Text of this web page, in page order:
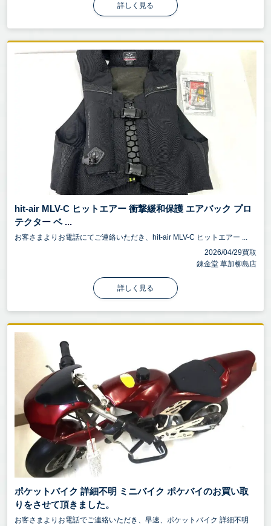
詳しく見る
hit-air MLV-C ヒットエアー 衝撃緩和保護 エアバック プロ
テクター ベ ...
お客さまよりお電話にてご連絡いただき、hit-air MLV-C ヒットエアー ...
2026/04/29買取
錬金堂 草加柳島店
詳しく見る
ポケットバイク 詳細不明 ミニバイク ポケバイのお買い取
りをさせて頂きました。
お客さまよりお電話でご連絡いただき、早速、ポケットバイク 詳細不明